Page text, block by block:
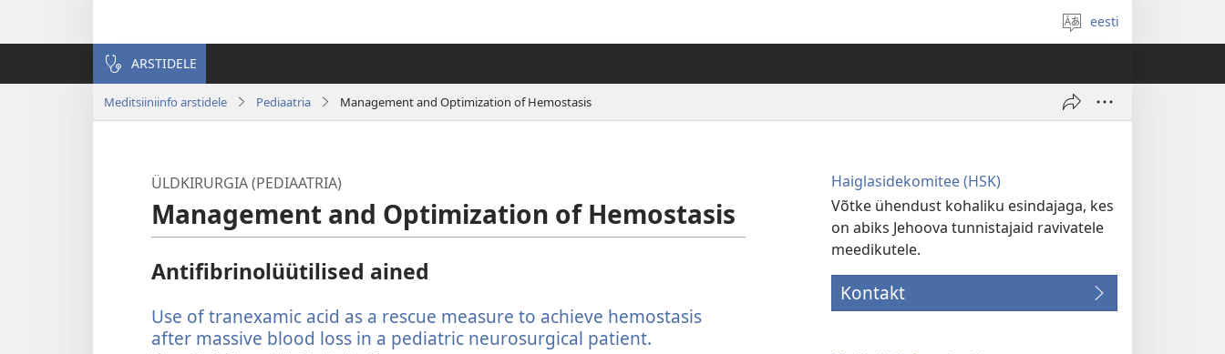
Vali
keel
eesti
ARSTIDELE
Meditsiiniinfo arstidele Pediaatria Management and Optimization of Hemostasis
ÜLDKIRURGIA (PEDIAATRIA)
Management and Optimization of Hemostasis
Antifibrinolüütilised ained
Use of tranexamic acid as a rescue measure to achieve hemostasis
after massive blood loss in a pediatric neurosurgical patient.
Haiglasidekomitee (HSK)
Võtke ühendust kohaliku esindajaga, kes
on abiks Jehoova tunnistajaid ravivatele
meedikutele.
Kontakt